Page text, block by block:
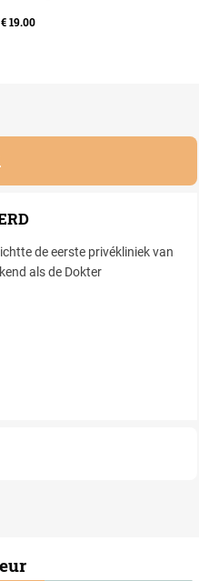
19.00
de eerste privékliniek van
als de Dokter